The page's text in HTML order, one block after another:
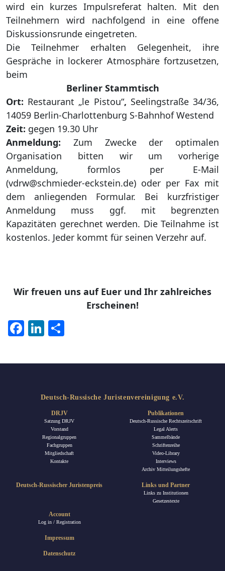
wird ein kurzes Impulsreferat halten. Mit den
Teilnehmern wird nachfolgend in eine offene
Diskussionsrunde eingetreten.
Die Teilnehmer erhalten Gelegenheit, ihre
Gespräche in lockerer Atmosphäre fortzusetzen,
beim
Berliner Stammtisch
Ort: Restaurant „le Pistou“, Seelingstraße 34/36,
14059 Berlin-Charlottenburg S-Bahnhof Westend
Zeit: gegen 19.30 Uhr
Anmeldung: Zum Zwecke der optimalen
Organisation bitten wir um vorherige
Anmeldung, formlos per E-Mail
(vdrw@schmieder-eckstein.de) oder per Fax mit
dem anliegenden Formular. Bei kurzfristiger
Anmeldung muss ggf. mit begrenzten
Kapazitäten gerechnet werden. Die Teilnahme ist
kostenlos. Jeder kommt für seinen Verzehr auf.
Wir freuen uns auf Euer und Ihr zahlreiches
Erscheinen!
FacebookLinkedIn
Deutsch-Russische Juristenvereinigung e.V.
DRJV
Satzung DRJV
Vorstand
Regionalgruppen
Fachgruppen
Mitgliedschaft
Kontakte
Publikationen
Deutsch-Russische Rechtszeitschrift
Legal Alerts
Sammelbände
Schriftenreihe
Video-Library
Interviews
Archiv Mitteilungshefte
Deutsch-Russischer Juristenpreis
Account
Log in / Registration
Links und Partner
Links zu Institutionen
Gesetzestexte
Impressum
Datenschutz